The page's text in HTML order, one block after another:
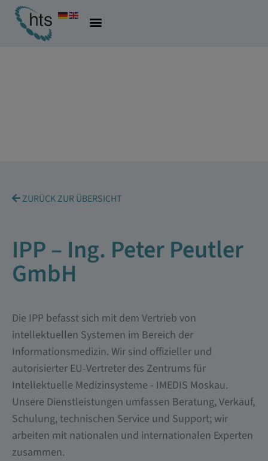
ZURÜCK ZUR ÜBERSICHT
IPP – Ing. Peter Peutler
GmbH
Die IPP befasst sich mit dem Vertrieb von
intellektuellen Systemen im Bereich der
Informationsmedizin. Wir sind offizieller und
autorisierter EU-Vertreter des Zentrums für
Intellektuelle Medizinsysteme - IMEDIS Moskau.
Unsere Dienstleistungen umfassen Beratung, Verkauf,
Schulung, technischen Service und Support; wir
arbeiten mit nationalen und internationalen Experten
zusammen.